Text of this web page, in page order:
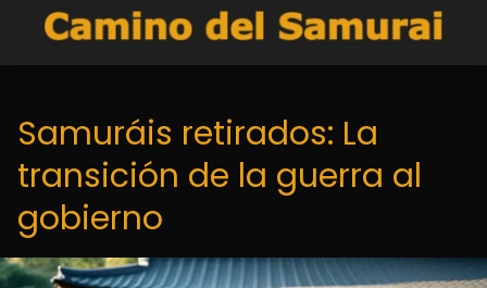
Samuráis retirados: La
transición de la guerra al
gobierno